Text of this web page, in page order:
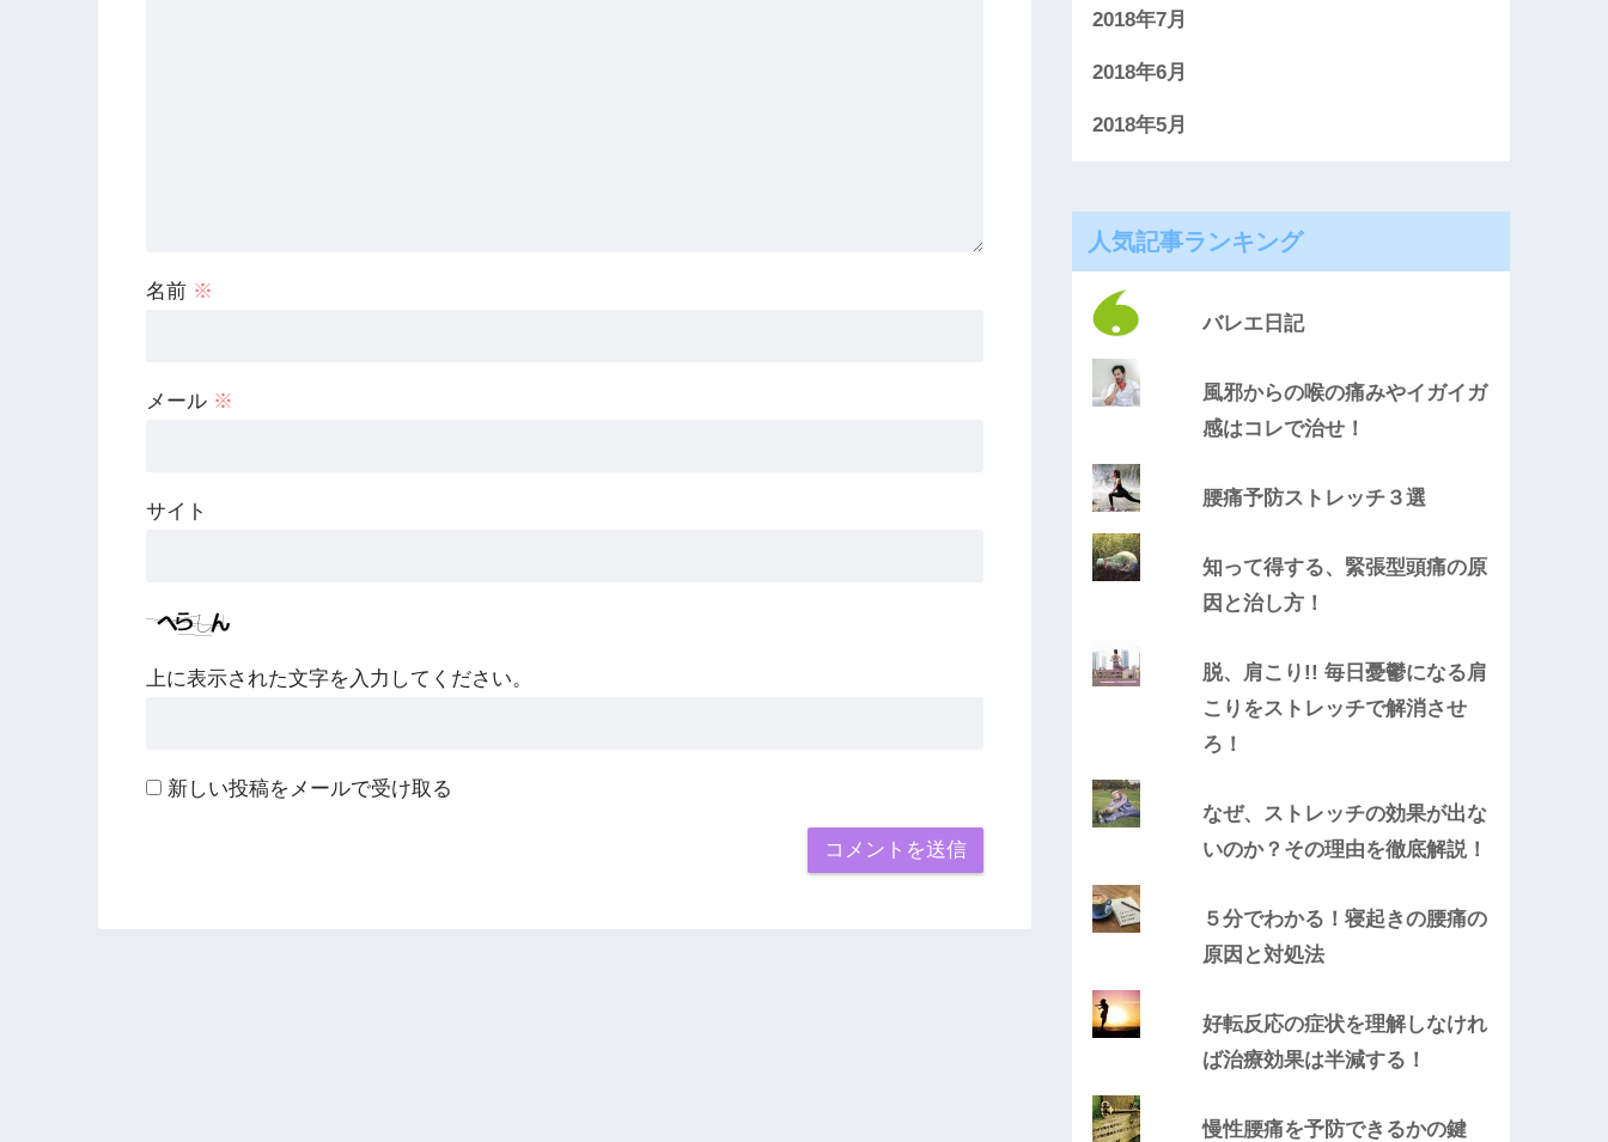
名前 ※
メール ※
サイト
上に表示された文字を入力してください。
新しい投稿をメールで受け取る
2018年7月
2018年6月
2018年5月
人気記事ランキング
バレエ日記
風邪からの喉の痛みやイガイガ
感はコレで治せ！
腰痛予防ストレッチ３選
知って得する、緊張型頭痛の原
因と治し方！
脱、肩こり!! 毎日憂鬱になる肩
こりをストレッチで解消させ
ろ！
なぜ、ストレッチの効果が出な
いのか？その理由を徹底解説！
５分でわかる！寝起きの腰痛の
原因と対処法
好転反応の症状を理解しなけれ
ば治療効果は半減する！
慢性腰痛を予防できるかの鍵